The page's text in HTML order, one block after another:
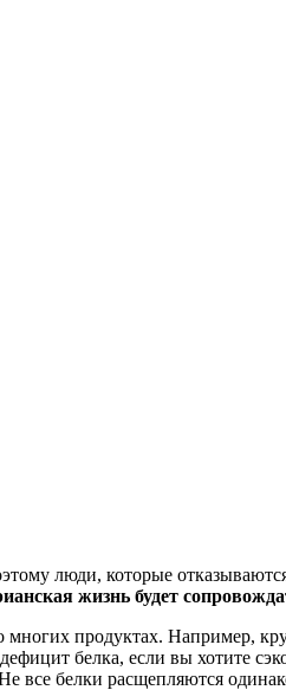
люди, которые
жизнь будет
продуктах. Например,
белка, если вы хотите
все белки расщепляются